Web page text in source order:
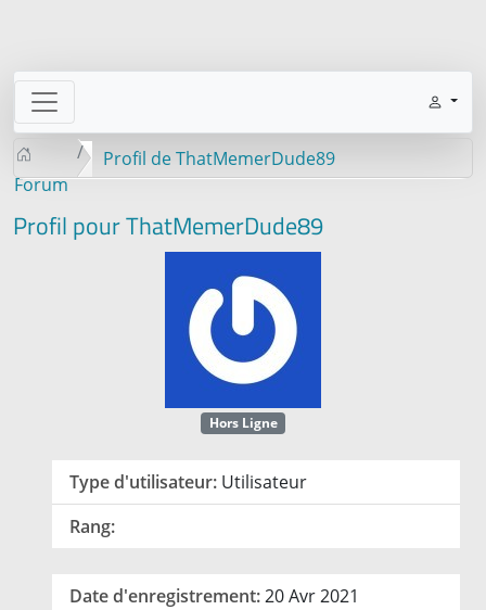
Forum
Profil de ThatMemerDude89
Profil pour ThatMemerDude89
Hors Ligne
Type d'utilisateur: Utilisateur
Rang:
Date d'enregistrement:20 Avr 2021